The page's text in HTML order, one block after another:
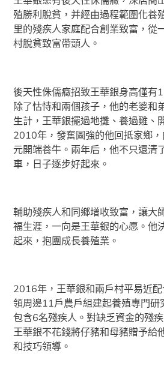
殖勝利脫貧，并經由過程範圍化養
里的殘疾人家庭配合創業致富，從
村脫貧致富帶頭人。
後天性侏儒癥招致王華銀身高僅有
除了怙恃和兩個孩子，他的老婆和
生計，王華銀擺過地攤、養過雞、
2010年，發奮圖強的他回抵家鄉
元開端養牛。兩年后，他不只還清
車，日子逐步好起來。
輔助殘疾人和同鄉增收致富，讓大
福生涯，一向是王華銀的心愿。他
起來，抱團成長養殖業。
2016年，王華銀和兩戶村平易近
領周邊11戶農戶組建起養殖專門研
包含6名殘疾人。對缺乏資金的殘
王華銀不花錢將仔豬和母豬贈予給
和技巧領導。